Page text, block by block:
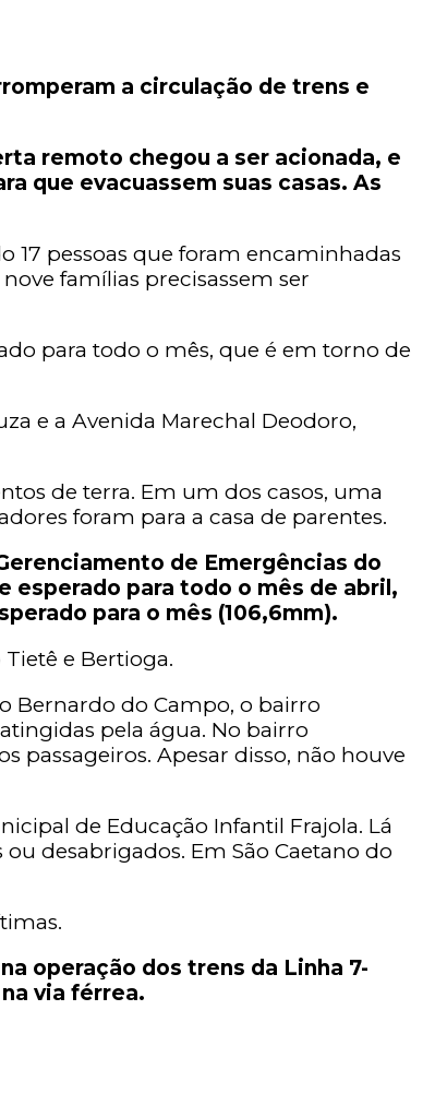
a circulação de trens e
remoto chegou a ser acionada, e
que evacuassem suas casas. As
17 pessoas que foram encaminhadas
famílias precisassem ser
para todo o mês, que é em torno de
e a Avenida Marechal Deodoro,
de terra. Em um dos casos, uma
foram para a casa de parentes.
de Emergências do
esperado para todo o mês de abril,
para o mês (106,6mm).
e Bertioga.
Bernardo do Campo, o bairro
pela água. No bairro
passageiros. Apesar disso, não houve
de Educação Infantil Frajola. Lá
desabrigados. Em São Caetano do
operação dos trens da Linha 7-
via férrea.